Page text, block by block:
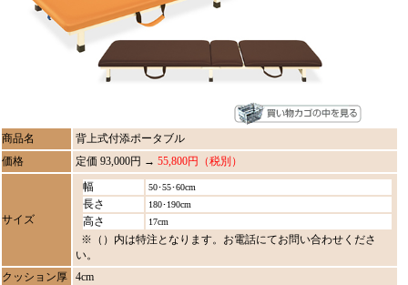
商品名
背上式付添ポータブル
価格
定価 93,000円 → 55,800円（税別）
サイズ
幅 50･55･60cm
長さ 180･190cm
高さ 17cm
※（）内は特注となります。お電話にてお問い合わせくださ
い。
クッション厚
4cm